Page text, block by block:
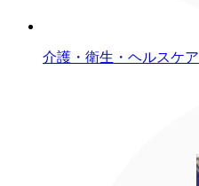
介護・衛生・ヘルスケア